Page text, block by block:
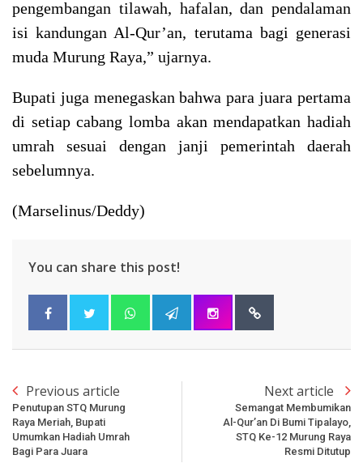
pengembangan tilawah, hafalan, dan pendalaman
isi kandungan Al-Qur’an, terutama bagi generasi
muda Murung Raya,” ujarnya.
Bupati juga menegaskan bahwa para juara pertama
di setiap cabang lomba akan mendapatkan hadiah
umrah sesuai dengan janji pemerintah daerah
sebelumnya.
(Marselinus/Deddy)
You can share this post!
Previous article
Penutupan STQ Murung
Raya Meriah, Bupati
Umumkan Hadiah Umrah
Bagi Para Juara
Next article
Semangat Membumikan
Al-Qur’an Di Bumi Tipalayo,
STQ Ke-12 Murung Raya
Resmi Ditutup